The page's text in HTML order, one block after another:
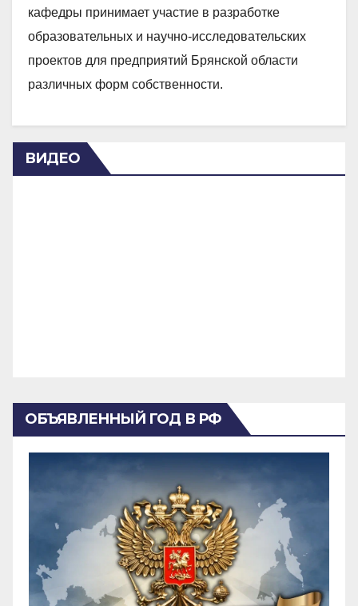
кафедры принимает участие в разработке
образовательных и научно-исследовательских
проектов для предприятий Брянской области
различных форм собственности.
ВИДЕО
ОБЪЯВЛЕННЫЙ ГОД В РФ